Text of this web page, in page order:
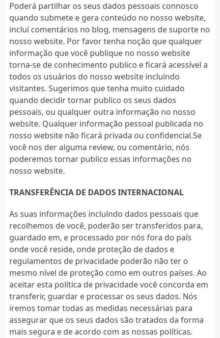
Poderá partilhar os seus dados pessoais connosco
quando submete e gera conteúdo no nosso website,
incluí comentários no blog, mensagens de suporte no
nosso website. Por favor tenha noção que qualquer
informação que você publique no nosso website
torna-se de conhecimento publico e ficará acessível a
todos os usuários do nosso website incluíndo
visitantes. Sugerimos que tenha muito cuidado
quando decidir tornar publico os seus dados
pessoais, ou qualquer outra informação no nosso
website. Qualquer informação pessoal publicada no
nosso website não ficará privada ou confidencial.Se
você nos der alguma review, ou comentário, nós
poderemos tornar publico essas informações no
nosso website.
TRANSFERÊNCIA DE DADOS INTERNACIONAL
As suas informações incluíndo dados pessoais que
recolhemos de você, poderão ser transferidos para,
guardado em, e processado por nós fora do país
onde você reside, onde proteção de dados e
regulamentos de privacidade poderão não ter o
mesmo nível de proteção como em outros países. Ao
aceitar esta política de privacidade você concorda em
transferir, guardar e processar os seus dados. Nós
iremos tomar todas as medidas necessárias para
assegurar que os seus dados são tratados da forma
mais segura e de acordo com as nossas políticas.